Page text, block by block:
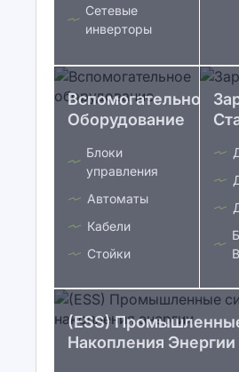
Сетевые
инверторы
Вспомогательное
Оборудование
Блоки
управления
Автоматы
Кабели
Стойки
(ESS)
Накопления Энергии